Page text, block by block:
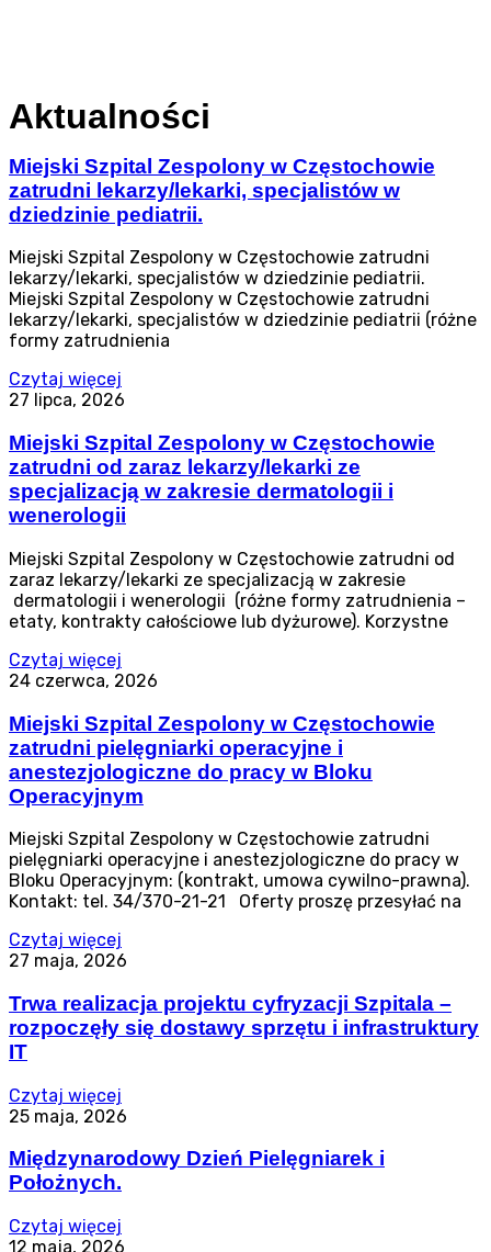
Aktualności
Miejski Szpital Zespolony w Częstochowie
zatrudni lekarzy/lekarki, specjalistów w
dziedzinie pediatrii.
Miejski Szpital Zespolony w Częstochowie zatrudni
lekarzy/lekarki, specjalistów w dziedzinie pediatrii.
Miejski Szpital Zespolony w Częstochowie zatrudni
lekarzy/lekarki, specjalistów w dziedzinie pediatrii (różne
formy zatrudnienia
Czytaj więcej
27 lipca, 2026
Miejski Szpital Zespolony w Częstochowie
zatrudni od zaraz lekarzy/lekarki ze
specjalizacją w zakresie dermatologii i
wenerologii
Miejski Szpital Zespolony w Częstochowie zatrudni od
zaraz lekarzy/lekarki ze specjalizacją w zakresie
dermatologii i wenerologii (różne formy zatrudnienia –
etaty, kontrakty całościowe lub dyżurowe). Korzystne
Czytaj więcej
24 czerwca, 2026
Miejski Szpital Zespolony w Częstochowie
zatrudni pielęgniarki operacyjne i
anestezjologiczne do pracy w Bloku
Operacyjnym
Miejski Szpital Zespolony w Częstochowie zatrudni
pielęgniarki operacyjne i anestezjologiczne do pracy w
Bloku Operacyjnym: (kontrakt, umowa cywilno-prawna).
Kontakt: tel. 34/370-21-21 Oferty proszę przesyłać na
Czytaj więcej
27 maja, 2026
Trwa realizacja projektu cyfryzacji Szpitala –
rozpoczęły się dostawy sprzętu i infrastruktury
IT
Czytaj więcej
25 maja, 2026
Międzynarodowy Dzień Pielęgniarek i
Położnych.
Czytaj więcej
12 maja, 2026